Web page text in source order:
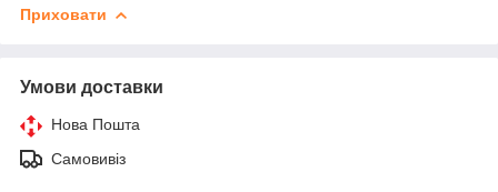
Приховати
Умови доставки
Нова Пошта
Самовивіз